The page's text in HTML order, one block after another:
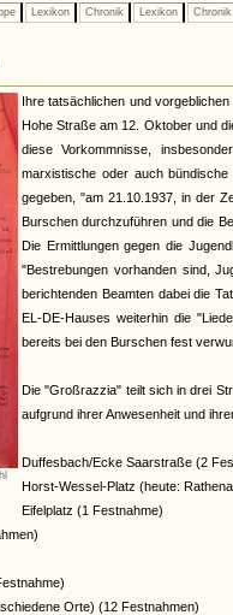
Lexikon Chronik Lexikon Chronik
Ihre tatsächlichen und
Hohe Straße am 12. Oktober und
diese Vorkommnisse,
marxistische oder auch
gegeben, "am 21.10.1937, in der
Burschen durchzuführen und die
Die Ermittlungen gegen die
"Bestrebungen vorhanden sind,
berichtenden Beamten dabei die
EL-DE-Hauses weiterhin die
bereits bei den Burschen fest
Die "Großrazzia" teilt sich in drei
aufgrund ihrer Anwesenheit und
Duffesbach/Ecke Saarstraße (2
Horst-Wessel-Platz (heute:
Eifelplatz (1 Festnahme)
Orte) (12 Festnahmen)